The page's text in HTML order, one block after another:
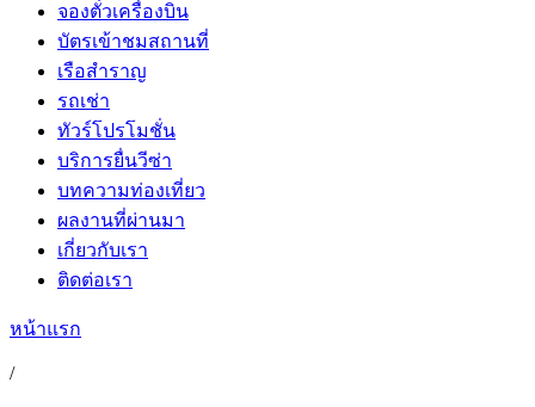
จองตั๋วเครื่องบิน
บัตรเข้าชมสถานที่
เรือสำราญ
รถเช่า
ทัวร์โปรโมชั่น
บริการยื่นวีซ่า
บทความท่องเที่ยว
ผลงานที่ผ่านมา
เกี่ยวกับเรา
ติดต่อเรา
หน้าแรก
/